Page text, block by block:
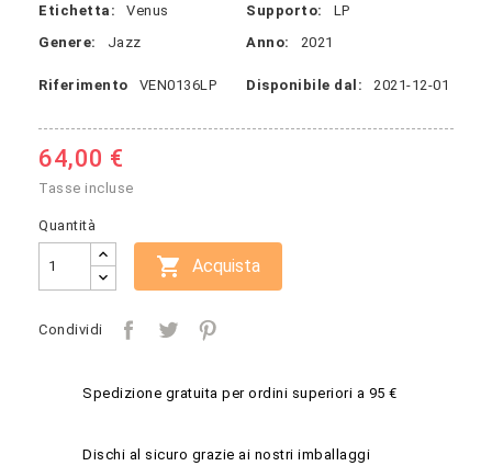
Etichetta: Venus Supporto:
LP
Genere:
Jazz Anno: 2021
Riferimento VEN0136LP Disponibile dal: 2021-12-01
64,00 €
Tasse incluse
Quantità
 Acquista
Condividi
Spedizione gratuita per ordini superiori a 95 €
Dischi al sicuro grazie ai nostri imballaggi